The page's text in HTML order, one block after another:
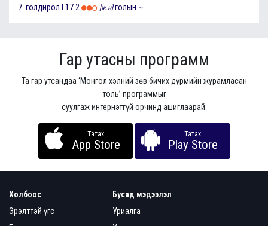
7. голдирол I.17.2 [ж.н] голын ~
Гар утасны программ
Та гар утсандаа ‘Монгол хэлний зөв бичих дүрмийн журамласан
толь’ программыг
суулгаж интернэтгүй орчинд ашиглаарай.
Татах
App Store
Татах
Play Store
Холбоос
Эрэлттэй үгс
Бусад мэдээлэл
Уриалга